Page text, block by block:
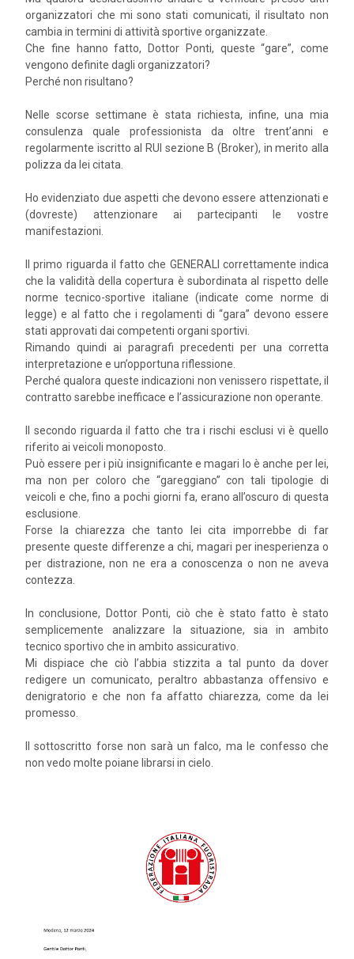
organizzatori che mi sono stati comunicati, il risultato non
cambia in termini di attività sportive organizzate.
Che fine hanno fatto, Dottor Ponti, queste “gare”, come
vengono definite dagli organizzatori?
Perché non risultano?
Nelle scorse settimane è stata richiesta, infine, una mia
consulenza quale professionista da oltre trent’anni e
regolarmente iscritto al RUI sezione B (Broker), in merito alla
polizza da lei citata.
Ho evidenziato due aspetti che devono essere attenzionati e
(dovreste) attenzionare ai partecipanti le vostre
manifestazioni.
Il primo riguarda il fatto che GENERALI correttamente indica
che la validità della copertura è subordinata al rispetto delle
norme tecnico-sportive italiane (indicate come norme di
legge) e al fatto che i regolamenti di “gara” devono essere
stati approvati dai competenti organi sportivi.
Rimando quindi ai paragrafi precedenti per una corretta
interpretazione e un’opportuna riflessione.
Perché qualora queste indicazioni non venissero rispettate, il
contratto sarebbe inefficace e l’assicurazione non operante.
Il secondo riguarda il fatto che tra i rischi esclusi vi è quello
riferito ai veicoli monoposto.
Può essere per i più insignificante e magari lo è anche per lei,
ma non per coloro che “gareggiano” con tali tipologie di
veicoli e che, fino a pochi giorni fa, erano all’oscuro di questa
esclusione.
Forse la chiarezza che tanto lei cita imporrebbe di far
presente queste differenze a chi, magari per inesperienza o
per distrazione, non ne era a conoscenza o non ne aveva
contezza.
In conclusione, Dottor Ponti, ciò che è stato fatto è stato
semplicemente analizzare la situazione, sia in ambito
tecnico sportivo che in ambito assicurativo.
Mi dispiace che ciò l’abbia stizzita a tal punto da dover
redigere un comunicato, peraltro abbastanza offensivo e
denigratorio e che non fa affatto chiarezza, come da lei
promesso.
Il sottoscritto forse non sarà un falco, ma le confesso che
non vedo molte poiane librarsi in cielo.